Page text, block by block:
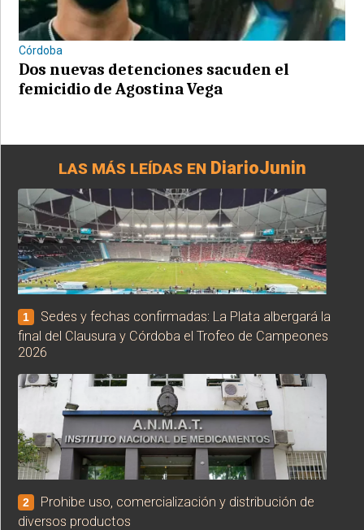
Córdoba
Dos nuevas detenciones sacuden el
femicidio de Agostina Vega
LAS MÁS LEÍDAS ENDiarioJunin
1
Sedes y fechas confirmadas: La Plata albergará la
final del Clausura y Córdoba el Trofeo de Campeones
2026
2
Prohibe uso, comercialización y distribución de
diversos productos